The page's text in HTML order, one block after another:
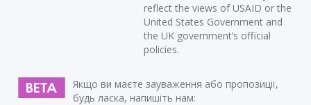
reflect the views of USAID or the
United States Government and
the UK government’s official
policies.
Якщо ви маєте зауваження або пропозиції,
будь ласка, напишіть нам: